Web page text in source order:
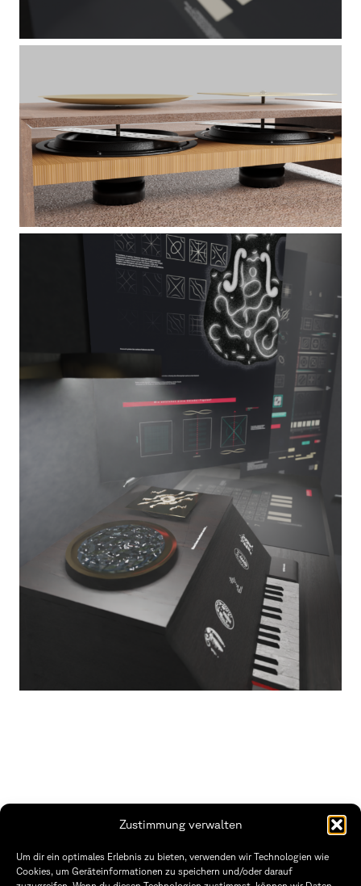
Zustimmung verwalten
Um dir ein optimales Erlebnis zu bieten, verwenden wir Technologien wie
Cookies, um Geräteinformationen zu speichern und/oder darauf
THWS | Fakultät Gestaltung Würzburg
Technische Hochschule
Würzburg-Schweinfurt
Öffnungszeiten Dekanat
Montag – Freitag